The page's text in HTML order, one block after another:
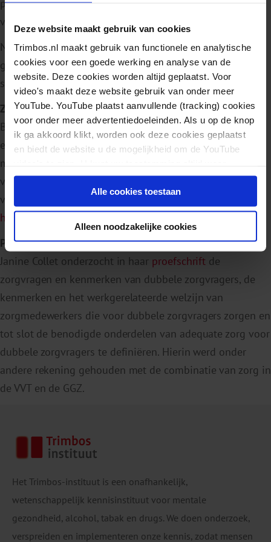
Deze website maakt gebruik van cookies
Trimbos.nl maakt gebruik van functionele en analytische
cookies voor een goede werking en analyse van de
website. Deze cookies worden altijd geplaatst. Voor
video's maakt deze website gebruik van onder meer
YouTube. YouTube plaatst aanvullende (tracking) cookies
voor onder meer advertentiedoeleinden. Als u op de knop
ik ga akkoord klikt, worden ook deze cookies geplaatst
en biedt de website u de mogelijkheid om de YouTube
intrekken.
Alle cookies toestaan
Alleen noodzakelijke cookies
presentatie, gegeven door dhr. Anno Bos, is
vinden.
Na de twee bijdrages volgde gesprekken in kleinere
groepen, waarin werd gediscussieerd over de
samenwerking tussen V&V en GGZ.
Zorgprogramma Gerontopsychiatrie
Bij het tweede onderwerp heeft mw. Anne van den Brink
een presentatie gegeven over een zorgprogramma voor
mensen met gerontopsychiatrische problematiek in het
verpleeghuis. Wegens grote interesse gaan we bij de
volgende bijeenkomst hier verder mee. De presentatie is
hier
Proefschrift dubbele zorgvragers
Janine Collet onderzocht in haar proefschrift de
zorgvragen en kenmerken van dubbele zorgvragers, de
kenmerken en het werkgerelateerde welzijn van
zorgmedewerkers die voor dubbele zorgvragers zorgen en
tot slot de benodigde onderdelen van adequate zorg voor
dubbele zorgvragers te definiëren. Hierin werd onder
andere rekening gehouden met de combinatie van zorg in
de VVT en de GGZ.
Het Trimbos-instituut is een onafhankelijk,
wetenschappelijk kennisinstituut voor mentale
gezondheid, alcohol, tabak en drugs. We doen onderzoek,
verspreiden en implementeren onze kennis, zodat mensen